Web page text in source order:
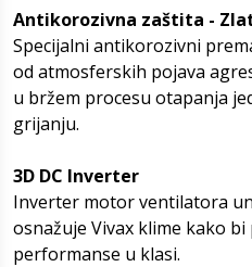
Antikorozivna zaštita -
Specijalni antikorozivni
od atmosferskih pojava
u bržem procesu otapanja
grijanju.
3D DC Inverter
Inverter motor ventilatora
osnažuje Vivax klime kako
performanse u klasi.